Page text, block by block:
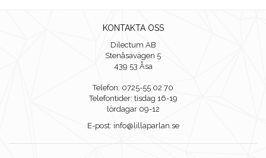
KONTAKTA OSS
Dilectum AB
Stenåsavägen 5
439 53 Åsa
Telefon: 0725-55 02 70
Telefontider: tisdag 16-19
lördagar 09-12
E-post: info@lillaparlan.se